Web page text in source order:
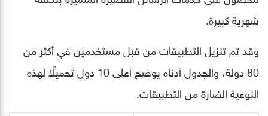
شهرية كبيرة.
وقد تم تنزيل التطبيقات من قبل مستخدمين في أكثر من
80 دولة، والجدول أدناه يوضح أعلى 10 دول تحميلًا لهذه
النوعية الضارة من التطبيقات.